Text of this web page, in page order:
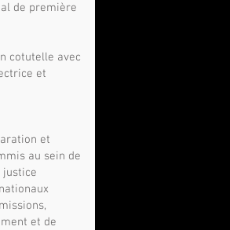
de première
cotutelle avec
et
et
au sein de
justice
et de